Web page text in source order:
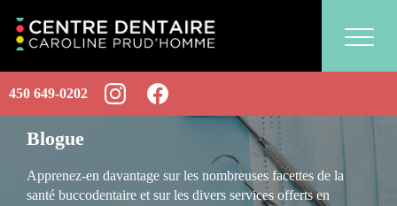
450 649-0202
Blogue
Apprenez-en davantage sur les nombreuses facettes de la
santé buccodentaire et sur les divers services offerts en